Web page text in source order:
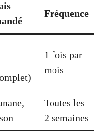
Fréquence
1 fois par
mois
Toutes les
2 semaines